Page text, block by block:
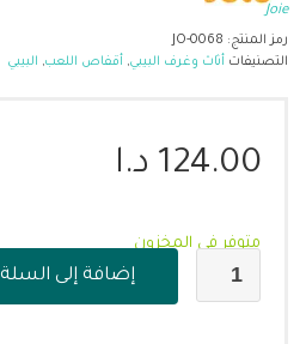
Joie
رمز المنتج: JO-0068
التصنيفات أثاث وغرف البيبي, أقفاص اللعب, البيبي
124.00 د.ا
متوفر في المخزون
إضافة إلى السلة